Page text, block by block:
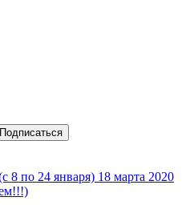
Подписаться
8 по 24 января) 18 марта 2020